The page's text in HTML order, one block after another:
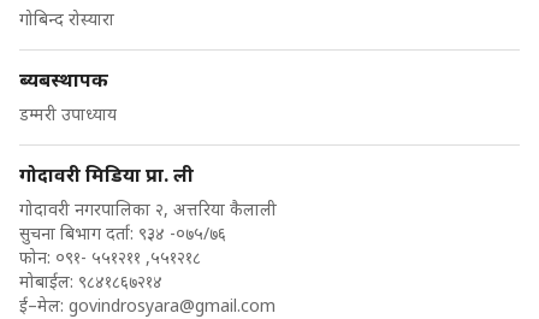
गोबिन्द रोस्यारा
ब्यबस्थापक
डम्मरी उपाध्याय
गोदावरी मिडिया प्रा. ली
गोदावरी नगरपालिका २, अत्तरिया कैलाली
सुचना बिभाग दर्ता: ९३४ -०७५/७६
फोन: ०९१- ५५१२११ ,५५१२१८
मोबाईल: ९८४१८६७२१४
ई–मेल: govindrosyara@gmail.com